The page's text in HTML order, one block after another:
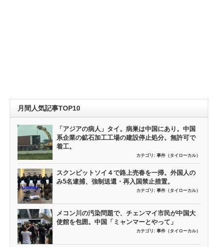
月間人気記事TOP10
「アジアの病人」タイ。病巣は中国にあり。中国
系企業の鉱石加工工場の建設停止処分。無許可で
着工。
カテゴリ: 事件（タイローカル）
スクンビットソイ４で路上売春を一掃。外国人の
み5名逮捕、強制送還・再入国禁止措置。
カテゴリ: 事件（タイローカル）
メコン川の汚染問題で、チェンマイ市民が中国大
使館を包囲。中国「ミャンマーとやって」
カテゴリ: 事件（タイローカル）